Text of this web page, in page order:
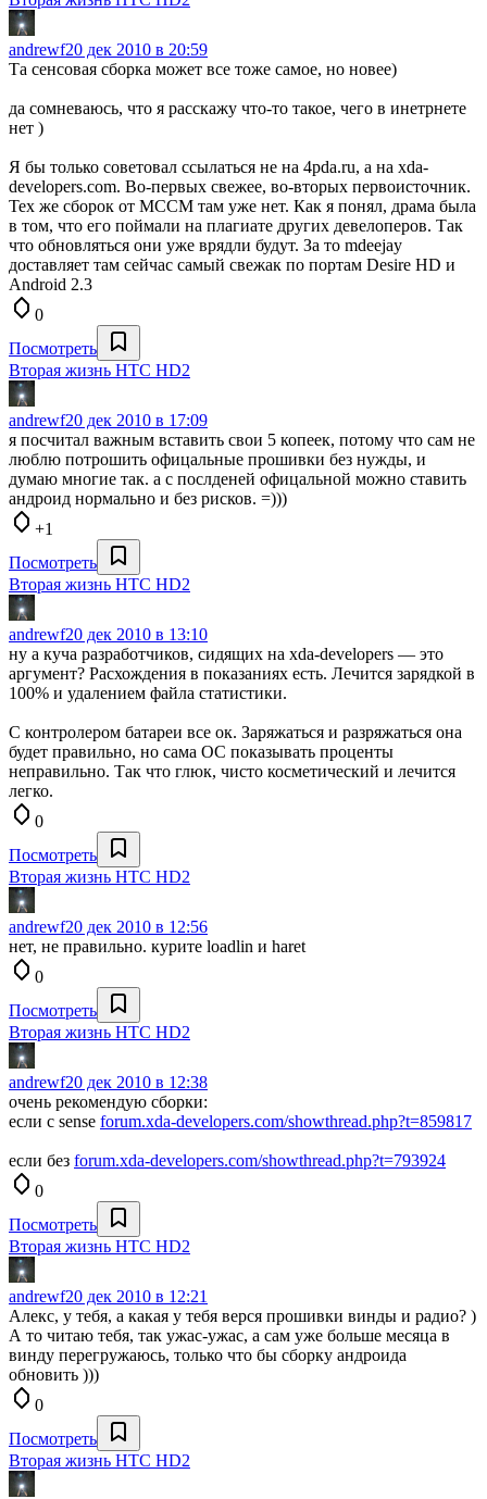
andrewf20 дек 2010 в 20:59
Та сенсовая сборка может все тоже самое, но новее)
да сомневаюсь, что я расскажу что-то такое, чего в инетрнете
нет )
Я бы только советовал ссылаться не на 4pda.ru, а на xda-
developers.com. Во-первых свежее, во-вторых первоисточник.
Тех же сборок от MCCM там уже нет. Как я понял, драма была
в том, что его поймали на плагиате других девелоперов. Так
что обновляться они уже врядли будут. За то mdeejay
доставляет там сейчас самый свежак по портам Desire HD и
Android 2.3
0
Посмотреть
Вторая жизнь HTC HD2
andrewf20 дек 2010 в 17:09
я посчитал важным вставить свои 5 копеек, потому что сам не
люблю потрошить офицальные прошивки без нужды, и
думаю многие так. а с послденей офицальной можно ставить
андроид нормально и без рисков. =)))
+1
Посмотреть
Вторая жизнь HTC HD2
andrewf20 дек 2010 в 13:10
ну а куча разработчиков, сидящих на xda-developers — это
аргумент? Расхождения в показаниях есть. Лечится зарядкой в
100% и удалением файла статистики.
С контролером батареи все ок. Заряжаться и разряжаться она
будет правильно, но сама ОС показывать проценты
неправильно. Так что глюк, чисто косметический и лечится
легко.
0
Посмотреть
Вторая жизнь HTC HD2
andrewf20 дек 2010 в 12:56
нет, не правильно. курите loadlin и haret
0
Посмотреть
Вторая жизнь HTC HD2
andrewf20 дек 2010 в 12:38
очень рекомендую сборки:
если с sense forum.xda-developers.com/showthread.php?t=859817
если без forum.xda-developers.com/showthread.php?t=793924
0
Посмотреть
Вторая жизнь HTC HD2
andrewf20 дек 2010 в 12:21
Алекс, у тебя, а какая у тебя верся прошивки винды и радио? )
А то читаю тебя, так ужас-ужас, а сам уже больше месяца в
винду перегружаюсь, только что бы сборку андроида
обновить )))
0
Посмотреть
Вторая жизнь HTC HD2